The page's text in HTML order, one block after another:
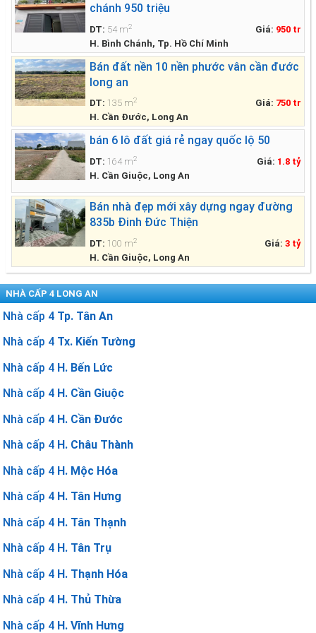
chánh 950 triệu
DT: 54 m2 Giá: 950 tr
H. Bình Chánh, Tp. Hồ Chí Minh
Bán đất nền 10 nền phước vân cần đước
long an
DT: 135 m2 Giá: 750 tr
H. Cần Đước, Long An
bán 6 lô đất giá rẻ ngay quốc lộ 50
DT: 164 m2 Giá: 1.8 tỷ
H. Cần Giuộc, Long An
Bán nhà đẹp mới xây dựng ngay đường
835b Đinh Đức Thiện
DT: 100 m2 Giá: 3 tỷ
H. Cần Giuộc, Long An
NHÀ CẤP 4 LONG AN
Nhà cấp 4 Tp. Tân An
Nhà cấp 4 Tx. Kiến Tường
Nhà cấp 4 H. Bến Lức
Nhà cấp 4 H. Cần Giuộc
Nhà cấp 4 H. Cần Đước
Nhà cấp 4 H. Châu Thành
Nhà cấp 4 H. Mộc Hóa
Nhà cấp 4 H. Tân Hưng
Nhà cấp 4 H. Tân Thạnh
Nhà cấp 4 H. Tân Trụ
Nhà cấp 4 H. Thạnh Hóa
Nhà cấp 4 H. Thủ Thừa
Nhà cấp 4 H. Vĩnh Hưng